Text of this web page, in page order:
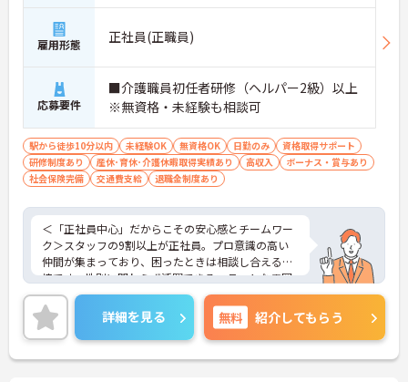
雇用形態 正社員(正職員)
応募要件
■介護職員初任者研修（ヘルパー2級）以上
※無資格・未経験も相談可
駅から徒歩10分以内 未経験OK 無資格OK 日勤のみ
資格取得サポート
研修制度あり
産休･育休･介護休暇取得実績あり 高収入
ボーナス・賞与あり
社会保険完備
交通費支給 退職金制度あり
＜「正社員中心」だからこその安心感とチームワー
ク＞スタッフの9割以上が正社員。プロ意識の高い
仲間が集まっており、困ったときは相談し合える環
境です。性別に関わらず活躍できるフラットな雰囲
気があります。
＜電動自転車でラクラク移動！身体への負担を軽減
＞会社から1人1台、専用の電動自転車が支給されま
す（一部例外あり）。お客様のご自宅への移動が快
適になるだけでなく、貸与された自転車での通勤も
詳細を見る 無料 紹介してもらう